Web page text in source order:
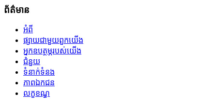
ព័ត៌មាន
អំពី
ផ្សាយជាមួយពួកយើង
អ្នកឧបត្ថម្ភរបស់យើង
ជំនួយ
ទំនាក់ទំនង
ភាពឯកជន
លក្ខខណ្ឌ